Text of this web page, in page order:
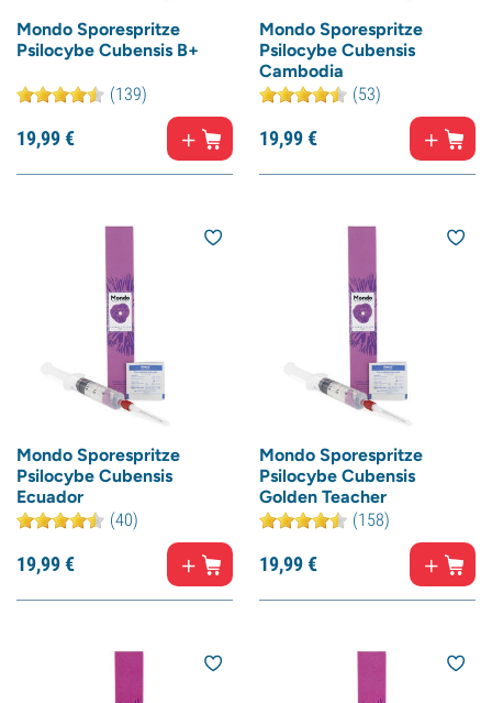
Mondo Sporespritze
Psilocybe Cubensis B+
(139)
19,99€
Mondo Sporespritze
Psilocybe Cubensis
Cambodia
(53)
19,99€
Mondo Sporespritze
Psilocybe Cubensis
Ecuador
(40)
19,99€
Mondo Sporespritze
Psilocybe Cubensis
Golden Teacher
(158)
19,99€